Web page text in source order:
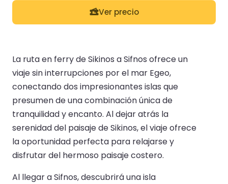
Ver precio
La ruta en ferry de Sikinos a Sifnos ofrece un
viaje sin interrupciones por el mar Egeo,
conectando dos impresionantes islas que
presumen de una combinación única de
tranquilidad y encanto. Al dejar atrás la
serenidad del paisaje de Sikinos, el viaje ofrece
la oportunidad perfecta para relajarse y
disfrutar del hermoso paisaje costero.
Al llegar a Sifnos, descubrirá una isla